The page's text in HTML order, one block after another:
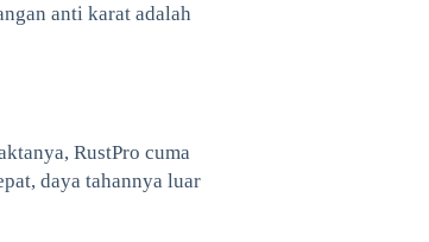
anti karat adalah
RustPro cuma
daya tahannya luar